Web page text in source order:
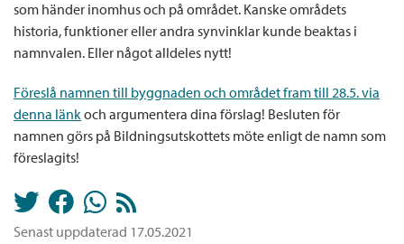
som händer inomhus och på området. Kanske områdets
historia, funktioner eller andra synvinklar kunde beaktas i
namnvalen. Eller något alldeles nytt!
Föreslå namnen till byggnaden och området fram till 28.5. via
denna länk och argumentera dina förslag! Besluten för
namnen görs på Bildningsutskottets möte enligt de namn som
föreslagits!
Senast uppdaterad 17.05.2021